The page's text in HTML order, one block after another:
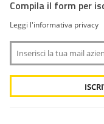
Compila il form per
Leggi l'informativa privacy